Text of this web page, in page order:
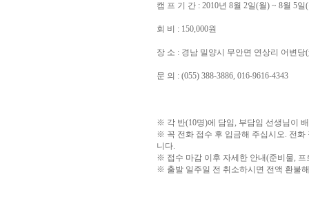
캠 프 기 간 : 2010년 8월 2일(월) ~ 8월 5일
회 비 : 150,000원
장 소 : 경남 밀양시 무안면 연상리 어변당
문 의 : (055) 388-3886, 016-9616-4343
※ 각 반(10명)에 담임, 부담임 선생님이
※ 꼭 전화 접수 후 입금해 주십시오. 전화
니다.
※ 접수 마감 이후 자세한 안내(준비물,
※ 출발 일주일 전 취소하시면 전액 환불